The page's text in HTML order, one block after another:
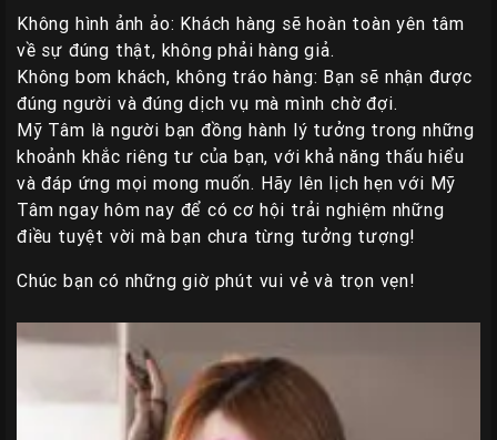
Không hình ảnh ảo: Khách hàng sẽ hoàn toàn yên tâm
về sự đúng thật, không phải hàng giả.
Không bom khách, không tráo hàng: Bạn sẽ nhận được
đúng người và đúng dịch vụ mà mình chờ đợi.
Mỹ Tâm là người bạn đồng hành lý tưởng trong những
khoảnh khắc riêng tư của bạn, với khả năng thấu hiểu
và đáp ứng mọi mong muốn. Hãy lên lịch hẹn với Mỹ
Tâm ngay hôm nay để có cơ hội trải nghiệm những
điều tuyệt vời mà bạn chưa từng tưởng tượng!
Chúc bạn có những giờ phút vui vẻ và trọn vẹn!